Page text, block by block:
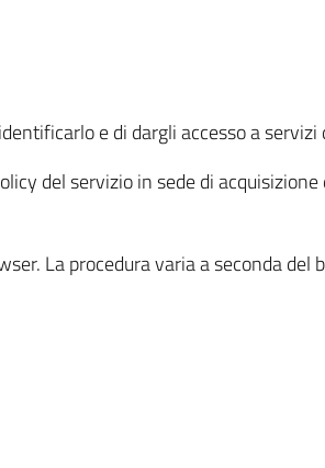
e di dargli accesso a servizi
del servizio in sede di
La procedura varia a seconda del